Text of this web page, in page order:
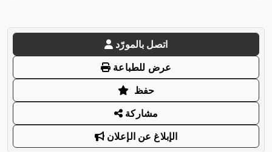
اتصل بالمورّد
عرض للطباعة
حفظ
مشاركة
الإبلاغ عن الإعلان